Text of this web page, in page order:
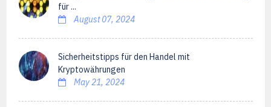
für ...
August 07, 2024
Sicherheitstipps für den Handel mit
Kryptowährungen
May 21, 2024